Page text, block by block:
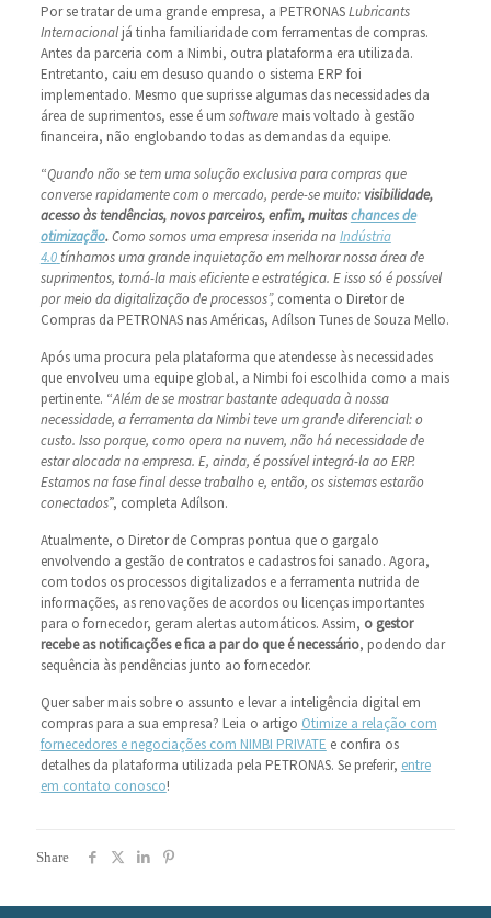
Por se tratar de uma grande empresa, a PETRONASLubricants
Internacionaljá tinha familiaridade com ferramentas de compras.
Antes da parceria com a Nimbi, outra plataforma era utilizada.
Entretanto, caiu em desuso quando o sistema ERP foi
implementado. Mesmo que suprisse algumas das necessidades da
área de suprimentos, esse é um softwaremais voltado à gestão
financeira, não englobando todas as demandas da equipe.
“Quando não se tem uma solução exclusiva para compras que
converse rapidamente com o mercado, perde-se muito: visibilidade,
acesso às tendências, novos parceiros, enfim, muitaschances de
otimização.Como somos uma empresa inserida naIndústria
4.0 tínhamos uma grande inquietação em melhorar nossa área de
suprimentos, torná-la mais eficiente e estratégica. E isso só é possível
por meio da digitalização de processos”, comenta o Diretor de
Compras da PETRONAS nas Américas, Adílson Tunes de Souza Mello.
Após uma procura pela plataforma que atendesse às necessidades
que envolveu uma equipe global, a Nimbi foi escolhida como a mais
pertinente. “Além de se mostrar bastante adequada à nossa
necessidade, a ferramenta da Nimbi teve um grande diferencial: o
custo. Isso porque, como opera na nuvem, não há necessidade de
estar alocada na empresa. E, ainda, é possível integrá-la ao ERP.
Estamos na fase final desse trabalho e, então, os sistemas estarão
conectados”, completa Adílson.
Atualmente, o Diretor de Compras pontua que o gargalo
envolvendo a gestão de contratos e cadastros foi sanado. Agora,
com todos os processos digitalizados e a ferramenta nutrida de
informações, as renovações de acordos ou licenças importantes
para o fornecedor, geram alertas automáticos. Assim, o gestor
recebe as notificações e fica a par do que é necessário, podendo dar
sequência às pendências junto ao fornecedor.
Quer saber mais sobre o assunto e levar a inteligência digital em
compras para a sua empresa? Leia o artigo Otimize a relação com
fornecedores e negociações com NIMBI PRIVATE e confira os
detalhes da plataforma utilizada pela PETRONAS. Se preferir, entre
em contato conosco!
Share